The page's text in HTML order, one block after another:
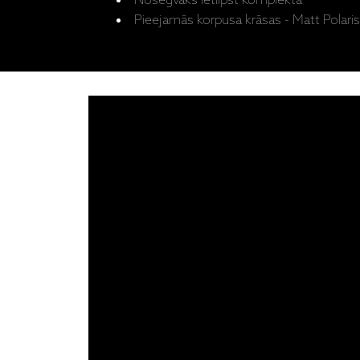
Pieejamās korpusa krāsas - Matt